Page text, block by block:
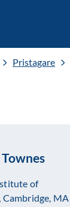
Pristagare
of
Cambridge, MA